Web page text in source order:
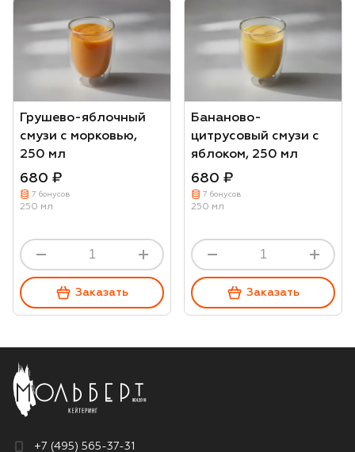
Грушево-яблочный
смузи с морковью,
250 мл
680 ₽
7 бонусов
250 мл
Заказать
Бананово-
цитрусовый смузи с
яблоком, 250 мл
680 ₽
7 бонусов
250 мл
Заказать
+7 (495) 565-37-31